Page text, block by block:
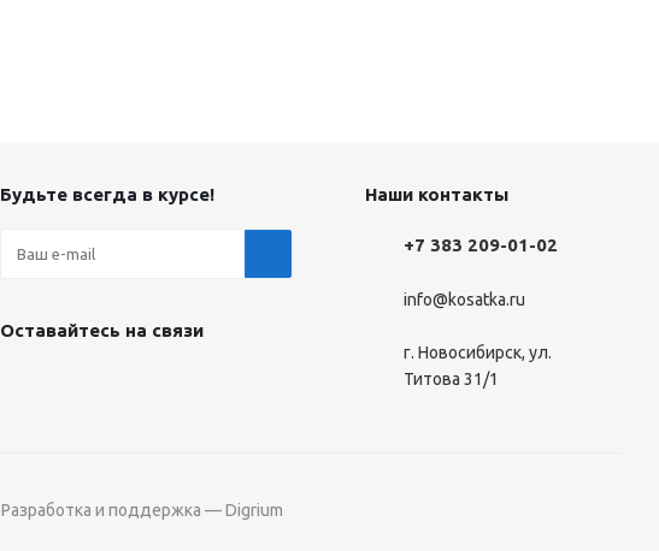
Будьте всегда в курсе!
Оставайтесь на связи
Наши контакты
+7 383 209-01-02
info@kosatka.ru
г. Новосибирск, ул.
Титова 31/1
Разработка и поддержка — Digrium